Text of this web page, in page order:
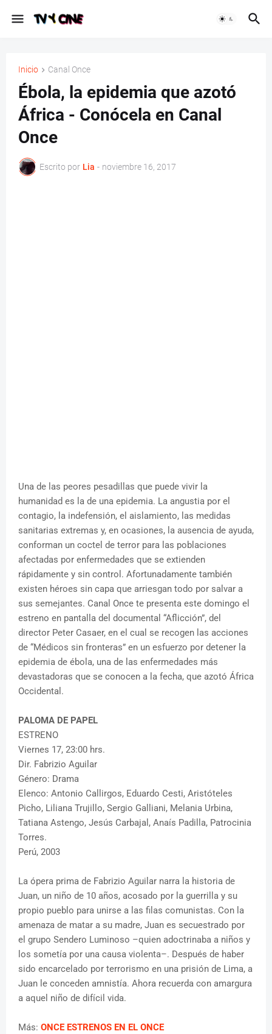
Inicio Canal Once
Ébola, la epidemia que azotó
África - Conócela en Canal
Once
Escrito por Lia - noviembre 16, 2017
Una de las peores pesadillas que puede vivir la
humanidad es la de una epidemia. La angustia por el
contagio, la indefensión, el aislamiento, las medidas
sanitarias extremas y, en ocasiones, la ausencia de ayuda,
conforman un coctel de terror para las poblaciones
afectadas por enfermedades que se extienden
rápidamente y sin control. Afortunadamente también
existen héroes sin capa que arriesgan todo por salvar a
sus semejantes. Canal Once te presenta este domingo el
estreno en pantalla del documental “Aflicción”, del
director Peter Casaer, en el cual se recogen las acciones
de “Médicos sin fronteras” en un esfuerzo por detener la
epidemia de ébola, una de las enfermedades más
devastadoras que se conocen a la fecha, que azotó África
Occidental.
PALOMA DE PAPEL
ESTRENO
Viernes 17, 23:00 hrs.
Dir. Fabrizio Aguilar
Género: Drama
Elenco: Antonio Callirgos, Eduardo Cesti, Aristóteles
Picho, Liliana Trujillo, Sergio Galliani, Melania Urbina,
Tatiana Astengo, Jesús Carbajal, Anaís Padilla, Patrocinia
Torres.
Perú, 2003
La ópera prima de Fabrizio Aguilar narra la historia de
Juan, un niño de 10 años, acosado por la guerrilla y su
propio pueblo para unirse a las filas comunistas. Con la
amenaza de matar a su madre, Juan es secuestrado por
el grupo Sendero Luminoso –quien adoctrinaba a niños y
los sometía por una causa violenta–. Después de haber
sido encarcelado por terrorismo en una prisión de Lima, a
Juan le conceden amnistía. Ahora recuerda con amargura
a aquel niño de difícil vida.
Más: ONCE ESTRENOS EN EL ONCE